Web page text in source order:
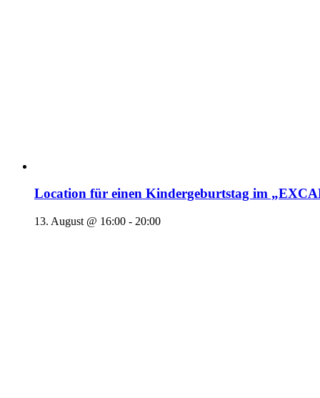
Location für einen Kindergeburtstag im
13. August @ 16:00 - 20:00